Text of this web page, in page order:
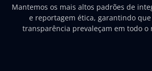
Mantemos os mais altos padrões de
e reportagem ética, garantindo
transparência prevaleçam em todo o